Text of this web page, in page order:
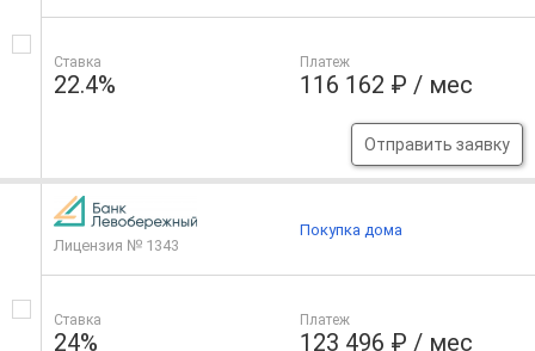
Ставка
22.4%
Платеж
116 162 ₽ / мес
Отправить заявку
Лицензия № 1343
Ставка
24%
Платеж
123 496 ₽ / мес
Покупка дома